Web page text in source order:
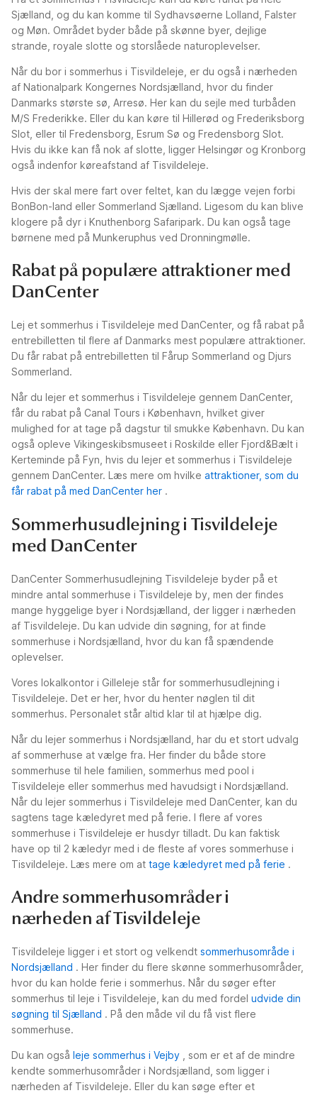
Sjælland, og du kan komme til Sydhavsøerne Lolland, Falster
og Møn. Området byder både på skønne byer, dejlige
strande, royale slotte og storslåede naturoplevelser.
Når du bor i sommerhus i Tisvildeleje, er du også i nærheden
af Nationalpark Kongernes Nordsjælland, hvor du finder
Danmarks største sø, Arresø. Her kan du sejle med turbåden
M/S Frederikke. Eller du kan køre til Hillerød og Frederiksborg
Slot, eller til Fredensborg, Esrum Sø og Fredensborg Slot.
Hvis du ikke kan få nok af slotte, ligger Helsingør og Kronborg
også indenfor køreafstand af Tisvildeleje.
Hvis der skal mere fart over feltet, kan du lægge vejen forbi
BonBon-land eller Sommerland Sjælland. Ligesom du kan blive
klogere på dyr i Knuthenborg Safaripark. Du kan også tage
børnene med på Munkeruphus ved Dronningmølle.
Rabat på populære attraktioner med
DanCenter
Lej et sommerhus i Tisvildeleje med DanCenter, og få rabat på
entrebilletten til flere af Danmarks mest populære attraktioner.
Du får rabat på entrebilletten til Fårup Sommerland og Djurs
Sommerland.
Når du lejer et sommerhus i Tisvildeleje gennem DanCenter,
får du rabat på Canal Tours i København, hvilket giver
mulighed for at tage på dagstur til smukke København. Du kan
også opleve Vikingeskibsmuseet i Roskilde eller Fjord&Bælt i
Kerteminde på Fyn, hvis du lejer et sommerhus i Tisvildeleje
gennem DanCenter. Læs mere om hvilke attraktioner, som du
får rabat på med DanCenter her .
Sommerhusudlejning i Tisvildeleje
med DanCenter
DanCenter Sommerhusudlejning Tisvildeleje byder på et
mindre antal sommerhuse i Tisvildeleje by, men der findes
mange hyggelige byer i Nordsjælland, der ligger i nærheden
af Tisvildeleje. Du kan udvide din søgning, for at finde
sommerhuse i Nordsjælland, hvor du kan få spændende
oplevelser.
Vores lokalkontor i Gilleleje står for sommerhusudlejning i
Tisvildeleje. Det er her, hvor du henter nøglen til dit
sommerhus. Personalet står altid klar til at hjælpe dig.
Når du lejer sommerhus i Nordsjælland, har du et stort udvalg
af sommerhuse at vælge fra. Her finder du både store
sommerhuse til hele familien, sommerhus med pool i
Tisvildeleje eller sommerhus med havudsigt i Nordsjælland.
Når du lejer sommerhus i Tisvildeleje med DanCenter, kan du
sagtens tage kæledyret med på ferie. I flere af vores
sommerhuse i Tisvildeleje er husdyr tilladt. Du kan faktisk
have op til 2 kæledyr med i de fleste af vores sommerhuse i
Tisvildeleje. Læs mere om at tage kæledyret med på ferie .
Andre sommerhusområder i
nærheden af Tisvildeleje
Tisvildeleje ligger i et stort og velkendt sommerhusområde i
Nordsjælland . Her finder du flere skønne sommerhusområder,
hvor du kan holde ferie i sommerhus. Når du søger efter
sommerhus til leje i Tisvildeleje, kan du med fordel udvide din
søgning til Sjælland . På den måde vil du få vist flere
sommerhuse.
Du kan også leje sommerhus i Vejby , som er et af de mindre
kendte sommerhusområder i Nordsjælland, som ligger i
nærheden af Tisvildeleje. Eller du kan søge efter et